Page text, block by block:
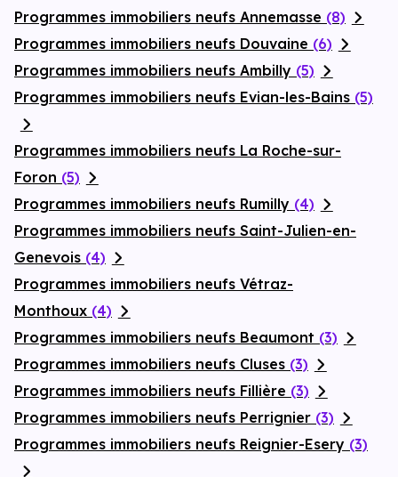
Programmes immobiliers neufs Annemasse (8)
Programmes immobiliers neufs Douvaine (6)
Programmes immobiliers neufs Ambilly (5)
Programmes immobiliers neufs Evian-les-Bains (5)
Programmes immobiliers neufs La Roche-sur-
Foron (5)
Programmes immobiliers neufs Rumilly (4)
Programmes immobiliers neufs Saint-Julien-en-
Genevois (4)
Programmes immobiliers neufs Vétraz-
Monthoux (4)
Programmes immobiliers neufs Beaumont (3)
Programmes immobiliers neufs Cluses (3)
Programmes immobiliers neufs Fillière (3)
Programmes immobiliers neufs Perrignier (3)
Programmes immobiliers neufs Reignier-Esery (3)